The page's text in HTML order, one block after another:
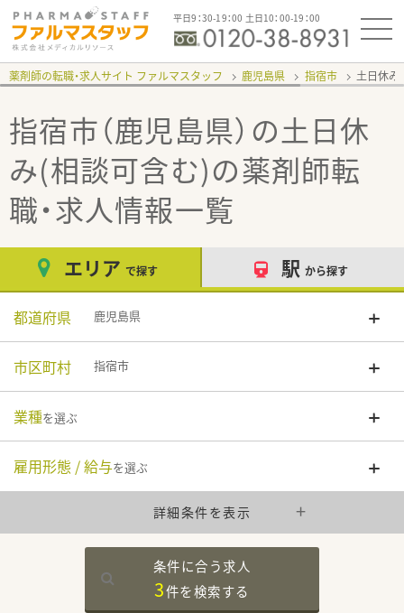
平日9：30-19：00 土日10：00-19：00
薬剤師の転職・求人サイト ファルマスタッフ 鹿児島県 指宿市 土日休
指宿市（鹿児島県）の土日休
み(相談可含む)の薬剤師転
職・求人情報一覧
エリア で探す 駅 から探す
都道府県 鹿児島県
市区町村 指宿市
業種を選ぶ
雇用形態 / 給与を選ぶ
詳細条件を表示
条件に合う求人
3件を検索する